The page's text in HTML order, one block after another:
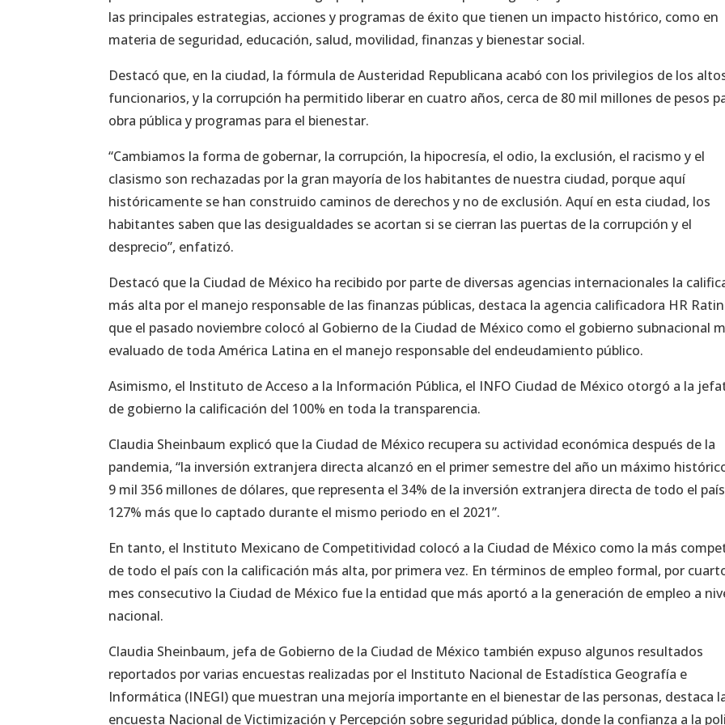
las principales estrategias, acciones y programas de éxito que tienen un impacto histórico, como en
materia de seguridad, educación, salud, movilidad, finanzas y bienestar social.
Destacó que, en la ciudad, la fórmula de Austeridad Republicana acabó con los privilegios de los
funcionarios, y la corrupción ha permitido liberar en cuatro años, cerca de 80 mil millones de pesos
obra pública y programas para el bienestar.
“Cambiamos la forma de gobernar, la corrupción, la hipocresía, el odio, la exclusión, el racismo y el
clasismo son rechazadas por la gran mayoría de los habitantes de nuestra ciudad, porque aquí
históricamente se han construido caminos de derechos y no de exclusión. Aquí en esta ciudad, los
habitantes saben que las desigualdades se acortan si se cierran las puertas de la corrupción y el
desprecio”, enfatizó.
Destacó que la Ciudad de México ha recibido por parte de diversas agencias internacionales la
más alta por el manejo responsable de las finanzas públicas, destaca la agencia calificadora HR
que el pasado noviembre colocó al Gobierno de la Ciudad de México como el gobierno subnacional
evaluado de toda América Latina en el manejo responsable del endeudamiento público.
Asimismo, el Instituto de Acceso a la Información Pública, el INFO Ciudad de México otorgó a la
de gobierno la calificación del 100% en toda la transparencia.
Claudia Sheinbaum explicó que la Ciudad de México recupera su actividad económica después de la
pandemia, “la inversión extranjera directa alcanzó en el primer semestre del año un máximo
9 mil 356 millones de dólares, que representa el 34% de la inversión extranjera directa de todo el
127% más que lo captado durante el mismo periodo en el 2021”.
En tanto, el Instituto Mexicano de Competitividad colocó a la Ciudad de México como la más
de todo el país con la calificación más alta, por primera vez. En términos de empleo formal, por
mes consecutivo la Ciudad de México fue la entidad que más aportó a la generación de empleo a
nacional.
Claudia Sheinbaum, jefa de Gobierno de la Ciudad de México también expuso algunos resultados
reportados por varias encuestas realizadas por el Instituto Nacional de Estadística Geografía e
Informática (INEGI) que muestran una mejoría importante en el bienestar de las personas, destaca
encuesta Nacional de Victimización y Percepción sobre seguridad pública, donde la confianza a la